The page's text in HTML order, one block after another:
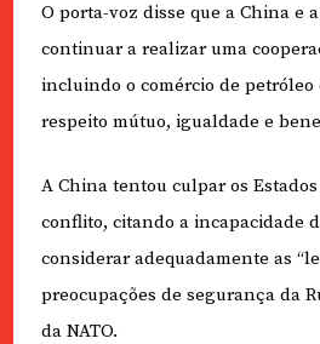
O porta-voz disse que a China e a
continuar a realizar uma
incluindo o comércio de petróleo
respeito mútuo, igualdade e
A China tentou culpar os
conflito, citando a incapacidade
considerar adequadamente as
preocupações de segurança da
da NATO.